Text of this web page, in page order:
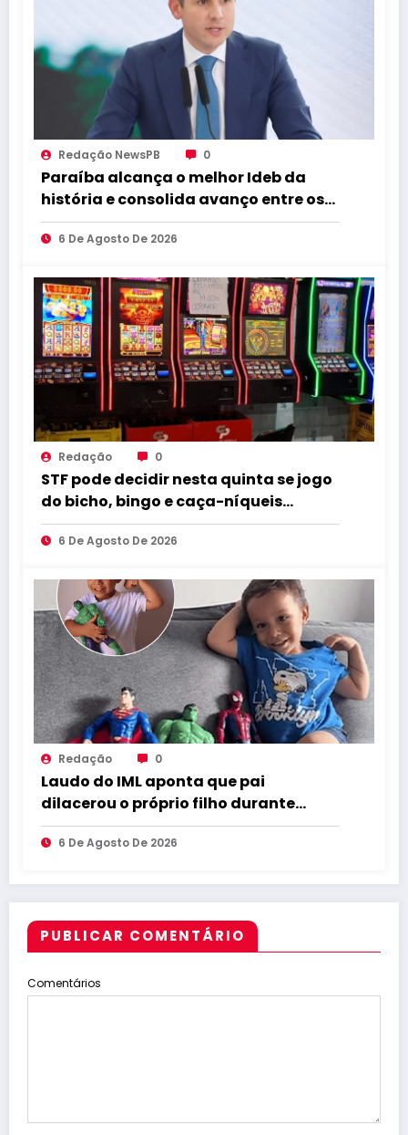
Redação NewsPB 0
Paraíba alcança o melhor Ideb da
história e consolida avanço entre os
maiores do Brasil
6 De Agosto De 2026
Redação 0
STF pode decidir nesta quinta se jogo
do bicho, bingo e caça-níqueis
seguem ilegais
6 De Agosto De 2026
Redação 0
Laudo do IML aponta que pai
dilacerou o próprio filho durante
abuso
6 De Agosto De 2026
PUBLICAR COMENTÁRIO
Comentários